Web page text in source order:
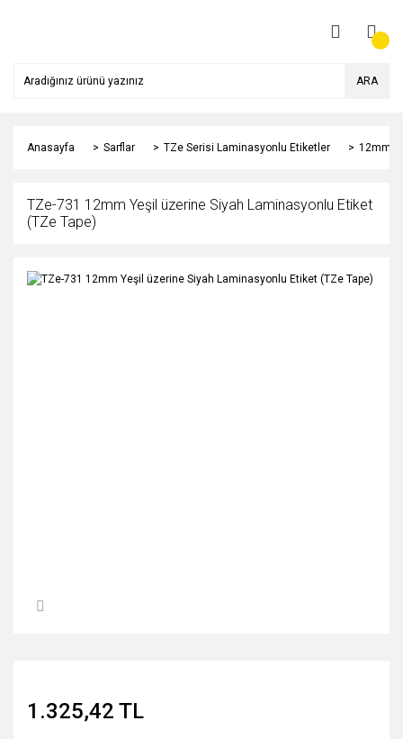
ARA
Anasayfa Sarflar TZe Serisi Laminasyonlu Etiketler 12mm
TZe-731 12mm Yeşil üzerine Siyah Laminasyonlu Etiket
(TZe Tape)
1.325,42 TL